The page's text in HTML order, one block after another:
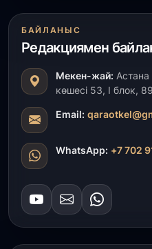
БАЙЛАНЫС
Редакциямен
Мекен-жай:
көшесі 53, І блок,
Email:
WhatsApp: +7 702